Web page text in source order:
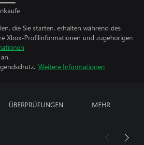
die Sie starten, erhalten während des
Xbox-Profilinformationen und zugehörigen
Weitere Informationen
ÜBERPRÜFUNGEN MEHR